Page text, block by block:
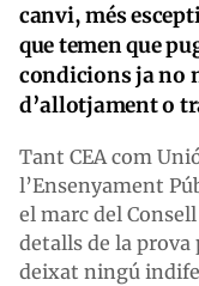
canvi, més
que temen que
condicions ja no
d’allotjament o
Tant CEA com
l’Ensenyament
el marc del
detalls de la prova
deixat ningú